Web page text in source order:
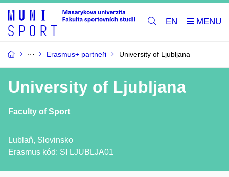
EN
Erasmus+ partneři University of Ljubljana
University of Ljubljana
Faculty of Sport
Lublaň, Slovinsko
Erasmus kód: SI LJUBLJA01